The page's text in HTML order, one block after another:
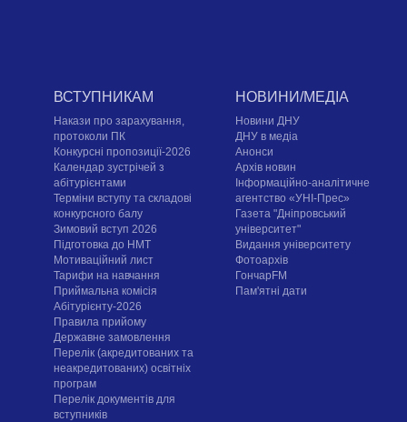
ВСТУПНИКАМ
Накази про зарахування,
протоколи ПК
Конкурсні пропозиції-2026
Календар зустрічей з
абітурієнтами
Терміни вступу та складові
конкурсного балу
Зимовий вступ 2026
Підготовка до НМТ
Мотиваційний лист
Тарифи на навчання
Приймальна комісія
Абітурієнту-2026
Правила прийому
Державне замовлення
Перелік (акредитованих та
неакредитованих) освітніх
програм
Перелік документів для
вступників
НОВИНИ/МЕДІА
Новини ДНУ
ДНУ в медіа
Анонси
Архів новин
Інформаційно-аналітичне
агентство «УНІ-Прес»
Газета "Дніпровський
університет"
Видання університету
Фотоархів
ГончарFM
Пам'ятні дати